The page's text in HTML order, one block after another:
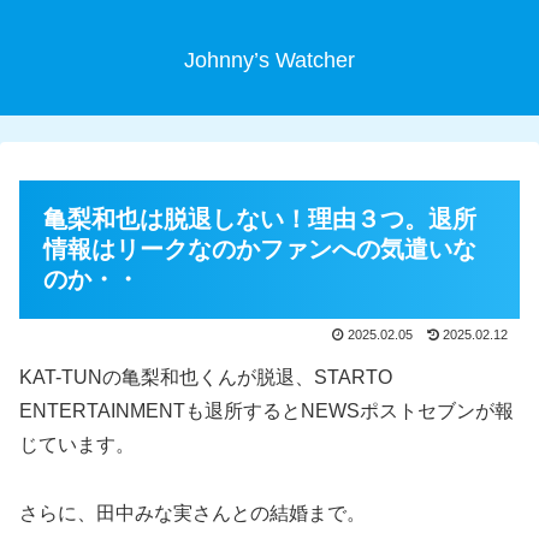
Johnny’s Watcher
亀梨和也は脱退しない！理由３つ。退所
情報はリークなのかファンへの気遣いな
のか・・
2025.02.05 2025.02.12
KAT-TUNの亀梨和也くんが脱退、STARTO
ENTERTAINMENTも退所するとNEWSポストセブンが報
じています。
さらに、田中みな実さんとの結婚まで。